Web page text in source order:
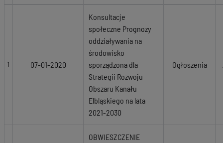
1 07-01-2020
Konsultacje
społeczne Prognozy
oddziaływania na
środowisko
sporządzona dla
Strategii Rozwoju
Obszaru Kanału
Elbląskiego na lata
2021-2030
Ogłoszenia
OBWIESZCZENIE